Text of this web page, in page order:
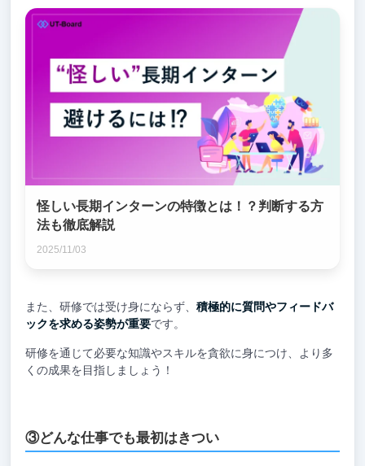
怪しい長期インターンの特徴とは！？判断する方
法も徹底解説
2025/11/03
また、研修では受け身にならず、 積極的に質問やフィードバ
ックを求める姿勢が重要です。
研修を通じて必要な知識やスキルを貪欲に身につけ、より多
くの成果を目指しましょう！
③どんな仕事でも最初はきつい